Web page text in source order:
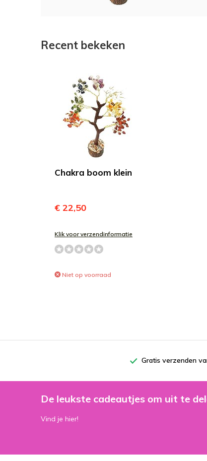
Recent bekeken
Chakra boom klein
€ 22,50
Klik voor verzendinformatie
Niet op voorraad
Gratis verzenden
De leukste cadeautjes om uit te
Vind je hier!